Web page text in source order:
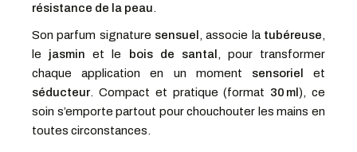
résistance de la peau
Son parfum signature sensuel , associe la tubéreuse
le jasmin et le bois de santal
, pour transformer
chaque application en un moment sensoriel
et
séducteur . Compact et pratique (format 30 ml), ce
soin s’emporte partout pour chouchouter les mains en
toutes circonstances.